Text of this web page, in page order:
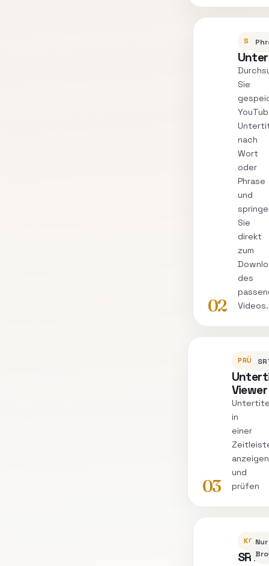
02
SUCHE
Sie
nach
Wort
oder
Phrase
und
Sie
direkt
zum
des
Videos.
03
PRÜFEN
Viewer
in
einer
anzeigen
und
prüfen
SRT